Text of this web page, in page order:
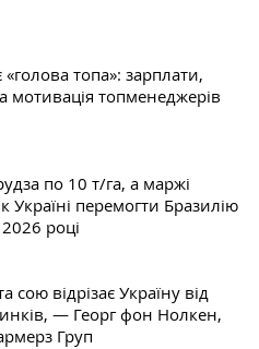
топа»: зарплати,
мотивація топменеджерів
по 10 т/га, а маржі
Україні перемогти Бразилію
році
сою відрізає Україну від
— Георг фон Нолкен,
Груп